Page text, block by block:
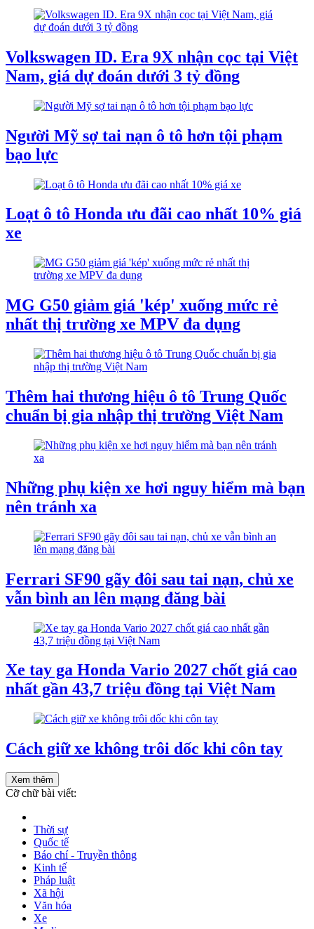
Volkswagen ID. Era 9X nhận cọc tại Việt
Nam, giá dự đoán dưới 3 tỷ đồng
Người Mỹ sợ tai nạn ô tô hơn tội phạm
bạo lực
Loạt ô tô Honda ưu đãi cao nhất 10% giá
xe
MG G50 giảm giá 'kép' xuống mức rẻ
nhất thị trường xe MPV đa dụng
Thêm hai thương hiệu ô tô Trung Quốc
chuẩn bị gia nhập thị trường Việt Nam
Những phụ kiện xe hơi nguy hiểm mà bạn
nên tránh xa
Ferrari SF90 gãy đôi sau tai nạn, chủ xe
vẫn bình an lên mạng đăng bài
Xe tay ga Honda Vario 2027 chốt giá cao
nhất gần 43,7 triệu đồng tại Việt Nam
Cách giữ xe không trôi dốc khi côn tay
Xem thêm
Cỡ chữ bài viết:
Thời sự
Quốc tế
Báo chí - Truyền thông
Kinh tế
Pháp luật
Xã hội
Văn hóa
Xe